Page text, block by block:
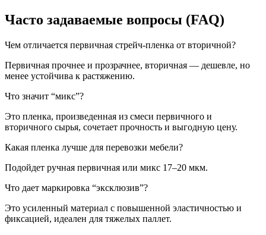
Часто задаваемые вопросы (FAQ)
Чем отличается первичная стрейч-пленка от вторичной?
Первичная прочнее и прозрачнее, вторичная — дешевле, но
менее устойчива к растяжению.
Что значит “микс”?
Это пленка, произведенная из смеси первичного и
вторичного сырья, сочетает прочность и выгодную цену.
Какая пленка лучше для перевозки мебели?
Подойдет ручная первичная или микс 17–20 мкм.
Что дает маркировка “эксклюзив”?
Это усиленный материал с повышенной эластичностью и
фиксацией, идеален для тяжелых паллет.